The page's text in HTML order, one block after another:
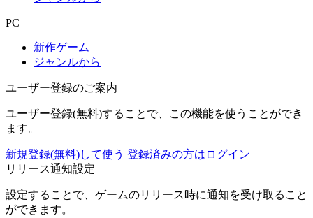
PC
新作ゲーム
ジャンルから
ユーザー登録のご案内
ユーザー登録(無料)することで、この機能を使うことができ
ます。
新規登録(無料)して使う 登録済みの方はログイン
リリース通知設定
設定することで、ゲームのリリース時に通知を受け取ること
ができます。